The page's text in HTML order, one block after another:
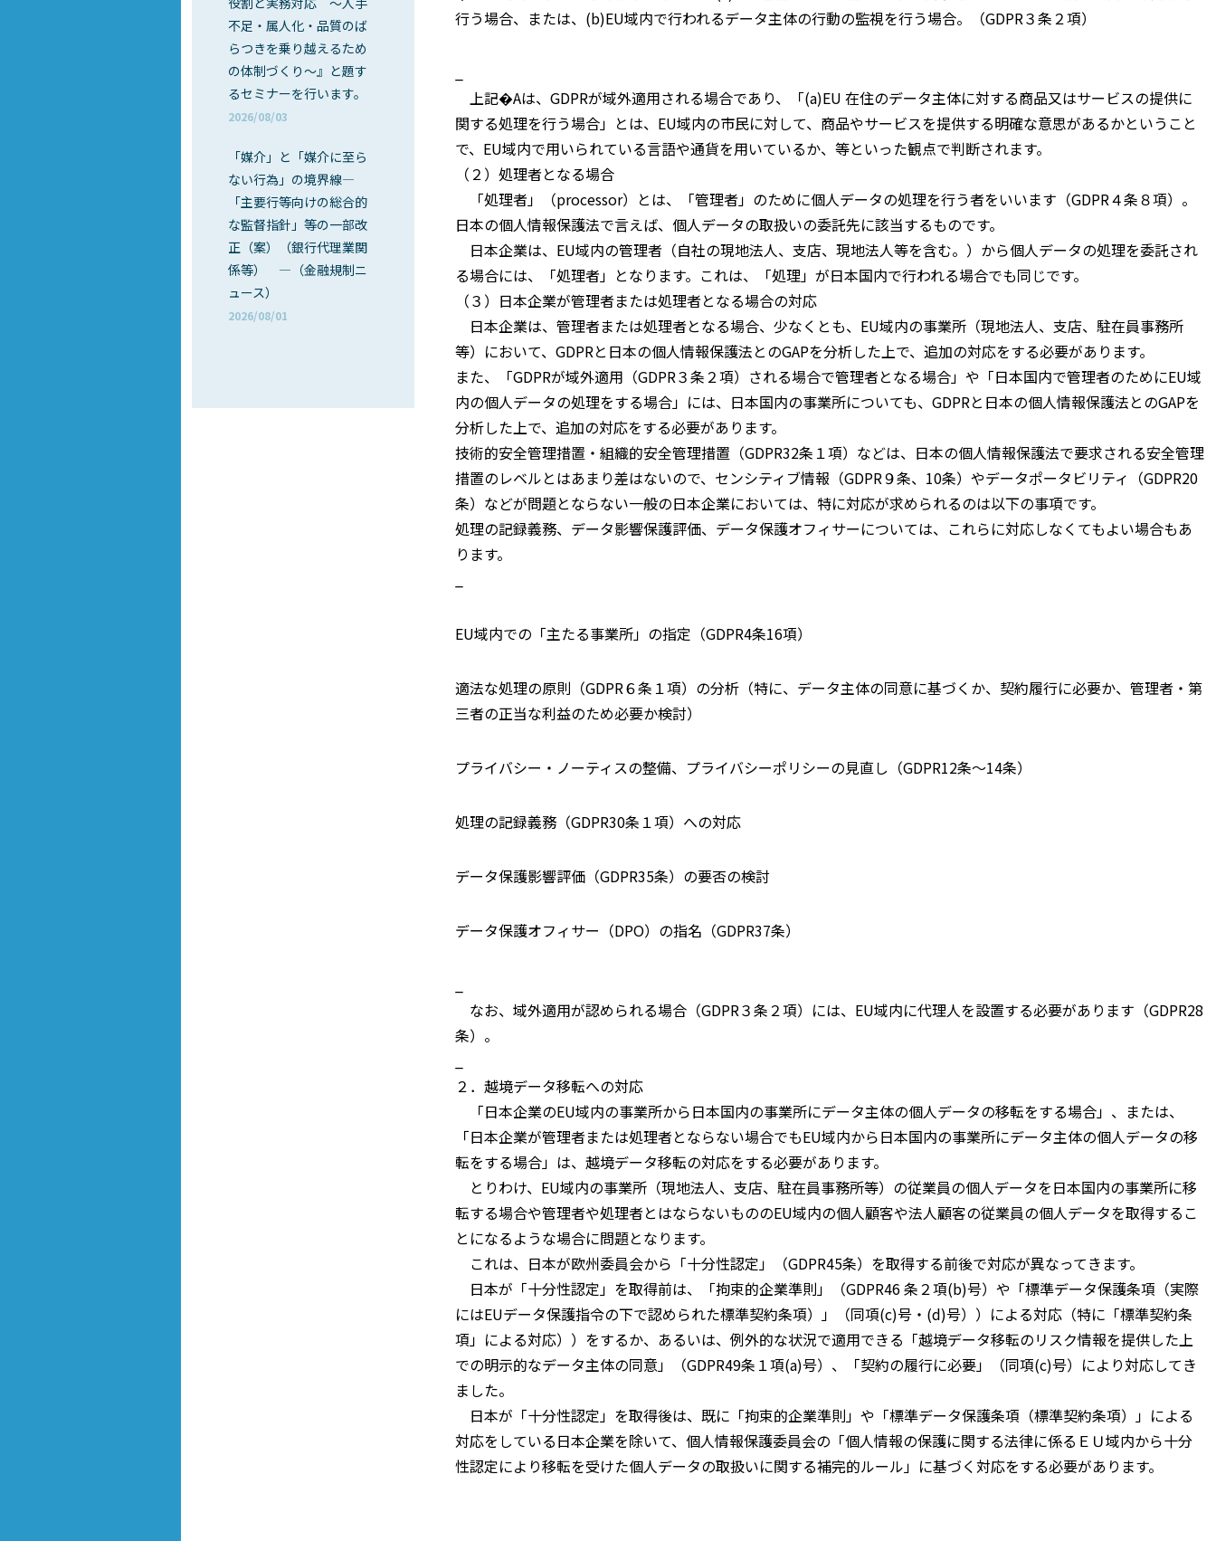
不足・属人化・品質のば
らつきを乗り越えるため
の体制づくり～』と題す
るセミナーを行います。
2026/08/03
「媒介」と「媒介に至ら
ない行為」の境界線―
「主要行等向けの総合的
な監督指針」等の一部改
正（案）（銀行代理業関
係等） ―（金融規制ニ
ュース）
2026/08/01
行う場合、または、(b)EU域内で行われるデータ主体の行動の監視を行う場合。（GDPR３条２項）
上記�Aは、GDPRが域外適用される場合であり、「(a)EU 在住のデータ主体に対する商品又はサービスの提供に
関する処理を行う場合」とは、EU域内の市民に対して、商品やサービスを提供する明確な意思があるかということ
で、EU域内で用いられている言語や通貨を用いているか、等といった観点で判断されます。
（２）処理者となる場合
「処理者」（processor）とは、「管理者」のために個人データの処理を行う者をいいます（GDPR４条８項）。
日本の個人情報保護法で言えば、個人データの取扱いの委託先に該当するものです。
日本企業は、EU域内の管理者（自社の現地法人、支店、現地法人等を含む。）から個人データの処理を委託され
る場合には、「処理者」となります。これは、「処理」が日本国内で行われる場合でも同じです。
（３）日本企業が管理者または処理者となる場合の対応
日本企業は、管理者または処理者となる場合、少なくとも、EU域内の事業所（現地法人、支店、駐在員事務所
等）において、GDPRと日本の個人情報保護法とのGAPを分析した上で、追加の対応をする必要があります。
また、「GDPRが域外適用（GDPR３条２項）される場合で管理者となる場合」や「日本国内で管理者のためにEU域
内の個人データの処理をする場合」には、日本国内の事業所についても、GDPRと日本の個人情報保護法とのGAPを
分析した上で、追加の対応をする必要があります。
技術的安全管理措置・組織的安全管理措置（GDPR32条１項）などは、日本の個人情報保護法で要求される安全管理
措置のレベルとはあまり差はないので、センシティブ情報（GDPR９条、10条）やデータポータビリティ（GDPR20
条）などが問題とならない一般の日本企業においては、特に対応が求められるのは以下の事項です。
処理の記録義務、データ影響保護評価、データ保護オフィサーについては、これらに対応しなくてもよい場合もあ
ります。
EU域内での「主たる事業所」の指定（GDPR4条16項）
適法な処理の原則（GDPR６条１項）の分析（特に、データ主体の同意に基づくか、契約履行に必要か、管理者・第
三者の正当な利益のため必要か検討）
プライバシー・ノーティスの整備、プライバシーポリシーの見直し（GDPR12条〜14条）
処理の記録義務（GDPR30条１項）への対応
データ保護影響評価（GDPR35条）の要否の検討
データ保護オフィサー（DPO）の指名（GDPR37条）
なお、域外適用が認められる場合（GDPR３条２項）には、EU域内に代理人を設置する必要があります（GDPR28
条）。
２．越境データ移転への対応
「日本企業のEU域内の事業所から日本国内の事業所にデータ主体の個人データの移転をする場合」、または、
「日本企業が管理者または処理者とならない場合でもEU域内から日本国内の事業所にデータ主体の個人データの移
転をする場合」は、越境データ移転の対応をする必要があります。
とりわけ、EU域内の事業所（現地法人、支店、駐在員事務所等）の従業員の個人データを日本国内の事業所に移
転する場合や管理者や処理者とはならないもののEU域内の個人顧客や法人顧客の従業員の個人データを取得するこ
とになるような場合に問題となります。
これは、日本が欧州委員会から「十分性認定」（GDPR45条）を取得する前後で対応が異なってきます。
日本が「十分性認定」を取得前は、「拘束的企業準則」（GDPR46 条２項(b)号）や「標準データ保護条項（実際
にはEUデータ保護指令の下で認められた標準契約条項）」（同項(c)号・(d)号））による対応（特に「標準契約条
項」による対応））をするか、あるいは、例外的な状況で適用できる「越境データ移転のリスク情報を提供した上
での明示的なデータ主体の同意」（GDPR49条１項(a)号）、「契約の履行に必要」（同項(c)号）により対応してき
ました。
日本が「十分性認定」を取得後は、既に「拘束的企業準則」や「標準データ保護条項（標準契約条項）」による
対応をしている日本企業を除いて、個人情報保護委員会の「個人情報の保護に関する法律に係るＥＵ域内から十分
性認定により移転を受けた個人データの取扱いに関する補完的ルール」に基づく対応をする必要があります。